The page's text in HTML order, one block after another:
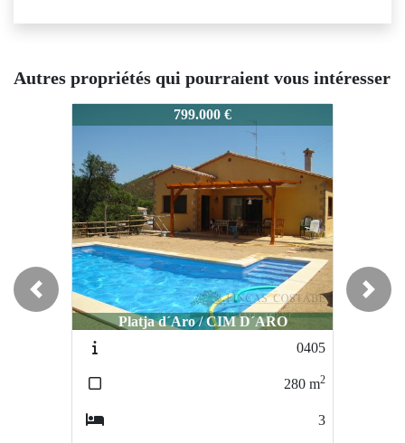
Autres propriétés qui pourraient vous intéresser
Platja d´Aro / CIM D´ARO
450.000 €
Platja d´Aro / Centro
0844
280m
Previous Next